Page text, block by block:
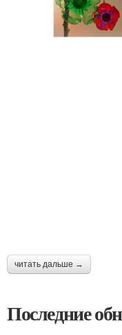
читать дальше →
Последние